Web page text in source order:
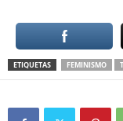
ETIQUETAS FEMINISMO